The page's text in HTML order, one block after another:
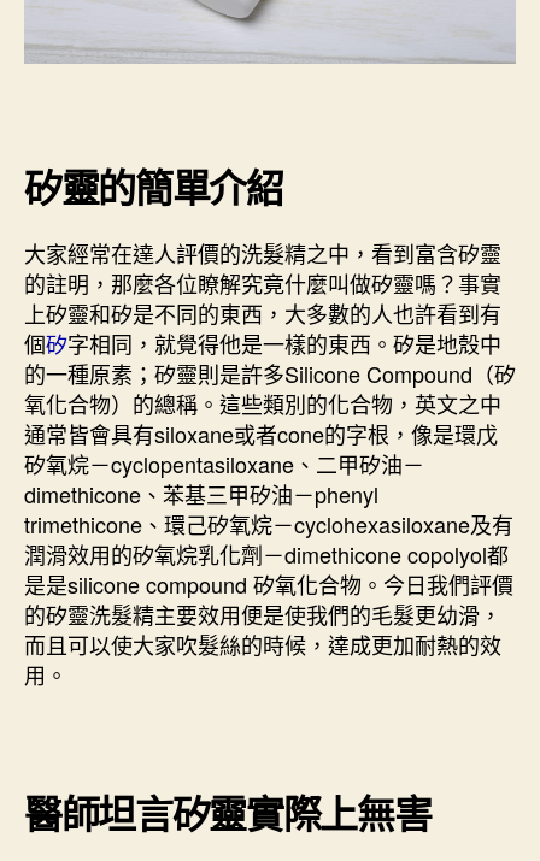
矽靈的簡單介紹
大家經常在達人評價的洗髮精之中，看到富含矽靈
的註明，那麼各位瞭解究竟什麼叫做矽靈嗎？事實
上矽靈和矽是不同的東西，大多數的人也許看到有
個矽字相同，就覺得他是一樣的東西。矽是地殼中
的一種原素；矽靈則是許多Silicone Compound（矽
氧化合物）的總稱。這些類別的化合物，英文之中
通常皆會具有siloxane或者cone的字根，像是環戊
矽氧烷－cyclopentasiloxane、二甲矽油－
dimethicone、苯基三甲矽油－phenyl
trimethicone、環己矽氧烷－cyclohexasiloxane及有
潤滑效用的矽氧烷乳化劑－dimethicone copolyol都
是是silicone compound 矽氧化合物。今日我們評價
的矽靈洗髮精主要效用便是使我們的毛髮更幼滑，
而且可以使大家吹髮絲的時候，達成更加耐熱的效
用。
醫師坦言矽靈實際上無害